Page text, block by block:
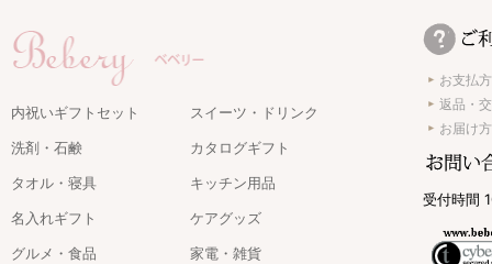
内祝いギフトセット
スイーツ・ドリンク
洗剤・石鹸
カタログギフト
タオル・寝具
キッチン用品
名入れギフト
ケアグッズ
グルメ・食品
家電・雑貨
お支払
返品・
お届け
受付時間